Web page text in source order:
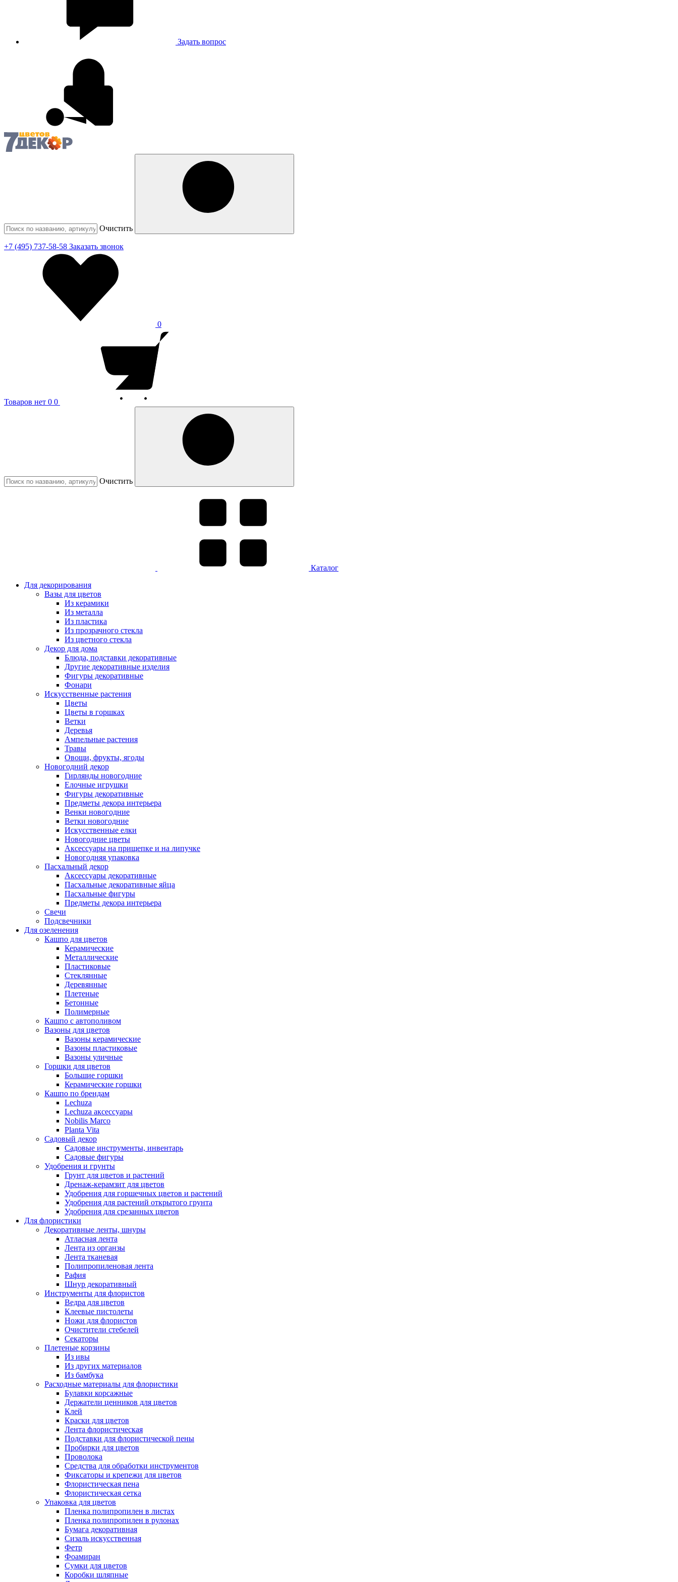
Задать вопрос
Очистить
+7 (495) 737-58-58 Заказать звонок
0
Товаров нет 0 0
Очистить
Каталог
Для декорирования
Вазы для цветов
Из керамики
Из металла
Из пластика
Из прозрачного стекла
Из цветного стекла
Декор для дома
Блюда, подставки декоративные
Другие декоративные изделия
Фигуры декоративные
Фонари
Искусственные растения
Цветы
Цветы в горшках
Ветки
Деревья
Ампельные растения
Травы
Овощи, фрукты, ягоды
Новогодний декор
Гирлянды новогодние
Елочные игрушки
Фигуры декоративные
Предметы декора интерьера
Венки новогодние
Ветки новогодние
Искусственные елки
Новогодние цветы
Аксессуары на прищепке и на липучке
Новогодняя упаковка
Пасхальный декор
Аксессуары декоративные
Пасхальные декоративные яйца
Пасхальные фигуры
Предметы декора интерьера
Свечи
Подсвечники
Для озеленения
Кашпо для цветов
Керамические
Металлические
Пластиковые
Стеклянные
Деревянные
Плетеные
Бетонные
Полимерные
Кашпо с автополивом
Вазоны для цветов
Вазоны керамические
Вазоны пластиковые
Вазоны уличные
Горшки для цветов
Большие горшки
Керамические горшки
Кашпо по брендам
Lechuza
Lechuza аксессуары
Nobilis Marco
Planta Vita
Садовый декор
Садовые инструменты, инвентарь
Садовые фигуры
Удобрения и грунты
Грунт для цветов и растений
Дренаж-керамзит для цветов
Удобрения для горшечных цветов и растений
Удобрения для растений открытого грунта
Удобрения для срезанных цветов
Для флористики
Декоративные ленты, шнуры
Атласная лента
Лента из органзы
Лента тканевая
Полипропиленовая лента
Рафия
Шнур декоративный
Инструменты для флористов
Ведра для цветов
Клеевые пистолеты
Ножи для флористов
Очистители стебелей
Секаторы
Плетеные корзины
Из ивы
Из других материалов
Из бамбука
Расходные материалы для флористики
Булавки корсажные
Держатели ценников для цветов
Клей
Краски для цветов
Лента флористическая
Подставки для флористической пены
Пробирки для цветов
Проволока
Средства для обработки инструментов
Фиксаторы и крепежи для цветов
Флористическая пена
Флористическая сетка
Упаковка для цветов
Пленка полипропилен в листах
Пленка полипропилен в рулонах
Бумага декоративная
Сизаль искусственная
Фетр
Фоамиран
Сумки для цветов
Коробки шляпные